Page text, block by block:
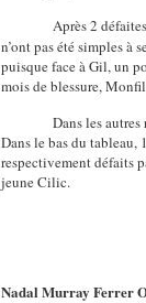
Après 2 défaites que
n’ont pas été simples à
puisque face à Gil, un
mois de blessure,
Dans les autres
Dans le bas du tableau,
respectivement défaits
jeune Cilic.
Nadal Murray Ferrer